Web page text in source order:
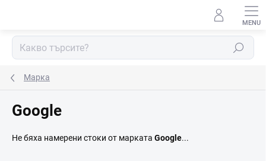
Търсене
Марка
Google
Не бяха намерени стоки от марката Google...